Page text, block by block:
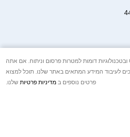
אנו משתמשים גם בקובצי Cookie ובטכנולוגיות דומות למטרות פרסום וניתוח. אם אתה
לעיבוד המידע המתאים באתר שלנו. תוכל למצוא
פרטים נוספים ב מדיניות פרטיות שלנו.